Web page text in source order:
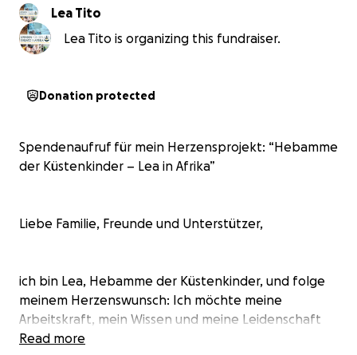
Lea Tito
Lea Tito is organizing this fundraiser.
Donation protected
Spendenaufruf für mein Herzensprojekt: “Hebamme
der Küstenkinder – Lea in Afrika”
Liebe Familie, Freunde und Unterstützer,
ich bin Lea, Hebamme der Küstenkinder, und folge
meinem Herzenswunsch: Ich möchte meine
Arbeitskraft, mein Wissen und meine Leidenschaft
als Hebamme in einem Zeitraum von 4 Wochen in
Read more